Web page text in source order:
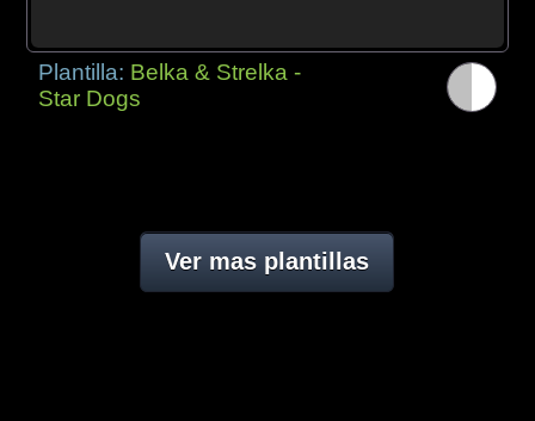
Plantilla: Belka & Strelka -
Star Dogs
Ver mas plantillas